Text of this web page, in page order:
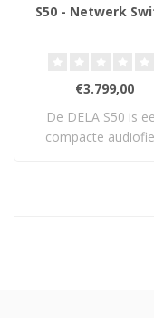
S50 - Netwerk
€3.799,00
De DELA S50 is
compacte